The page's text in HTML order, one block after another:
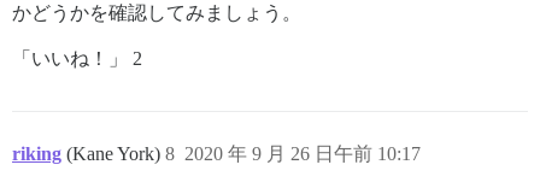
かどうかを確認してみましょう。
「いいね！」 2
riking (Kane York) 2020 年 9 月 26 日午前 10:17
8